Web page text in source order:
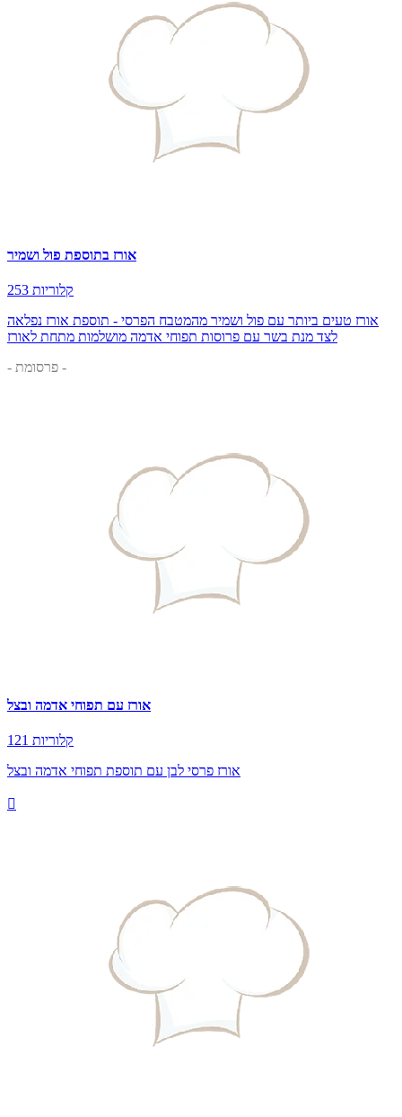
אורז בתוספת פול ושמיר
253 קלוריות
אורז טעים ביותר עם פול ושמיר מהמטבח הפרסי - תוספת אורז נפלאה
לצד מנת בשר עם פרוסות תפוחי אדמה מושלמות מתחת לאורז
- פרסומת -
אורז עם תפוחי אדמה ובצל
121 קלוריות
אורז פרסי לבן עם תוספת תפוחי אדמה ובצל
